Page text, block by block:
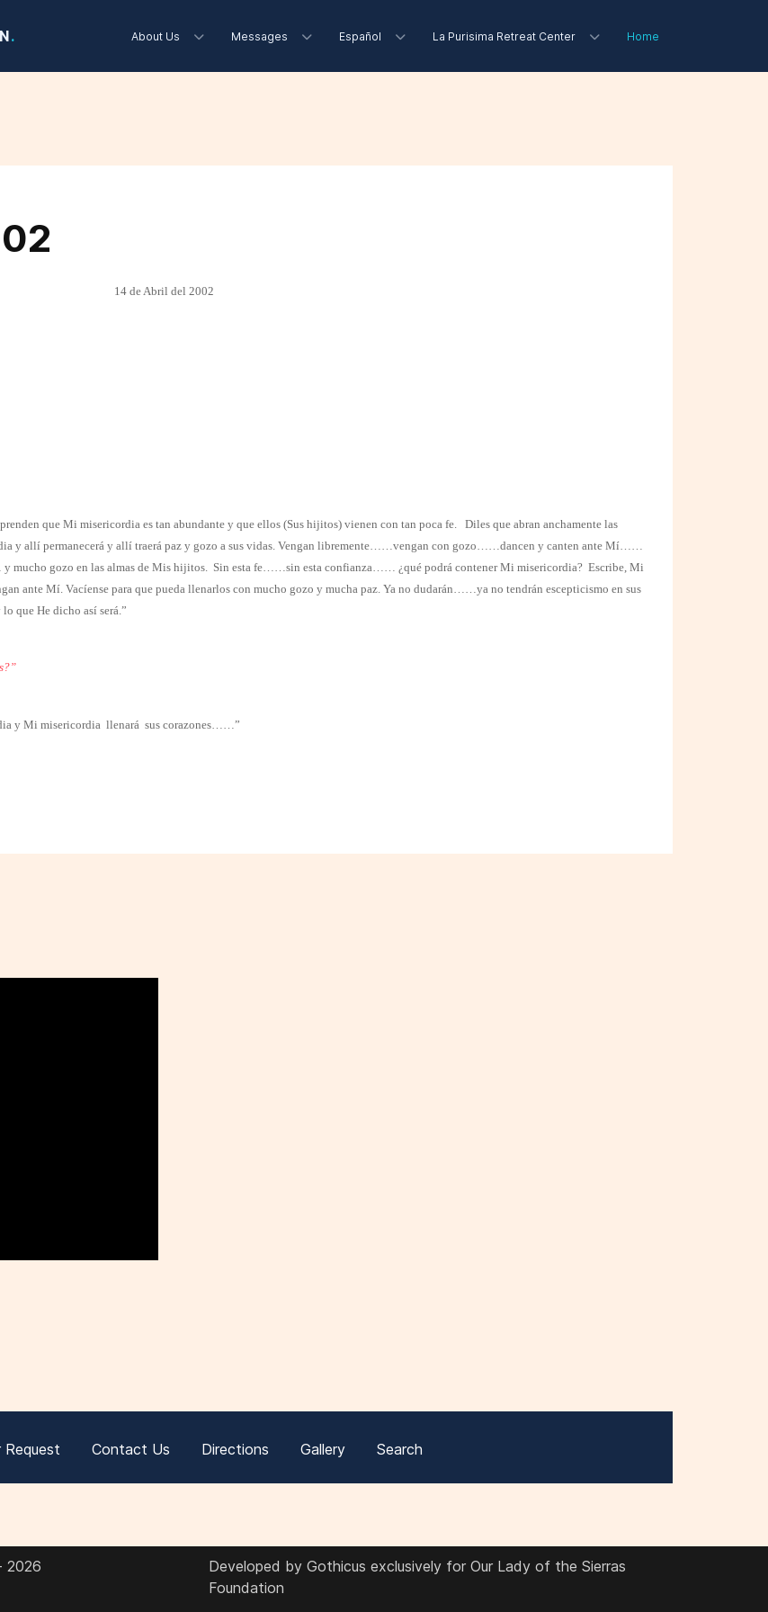
. About Us Messages Español La Purisima Retreat Center Home
14 de Abril del 2002
que Mi misericordia es tan abundante y que ellos (Sus hijitos) vienen con tan poca fe. Diles que abran anchamente las
y allí permanecerá y allí traerá paz y gozo a sus vidas. Vengan libremente……vengan con gozo……dancen y canten ante Mí……
mucho gozo en las almas de Mis hijitos. Sin esta fe……sin esta confianza…… ¿qué podrá contener Mi misericordia? Escribe, Mi
ante Mí. Vacíense para que pueda llenarlos con mucho gozo y mucha paz. Ya no dudarán……ya no tendrán escepticismo en sus
que He dicho así será.”
y Mi misericordia llenará sus corazones……”
Request Contact Us Directions Gallery Search
2026
Developed by Gothicus exclusively for Our Lady of the Sierras
Foundation